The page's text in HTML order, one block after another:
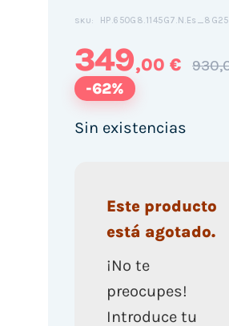
SKU:
349,00 €
-62%
Sin existencias
Este producto
está agotado.
¡No te
preocupes!
Introduce tu